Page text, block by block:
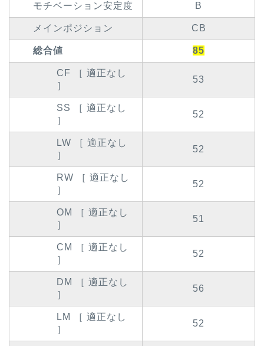
モチベーション安定度 B
メインポジション CB
総合値 85
CF ［ 適正なし
］
53
SS ［ 適正なし
］
52
LW ［ 適正なし
］
52
RW ［ 適正なし
］
52
OM ［ 適正なし
］
51
CM ［ 適正なし
］
52
DM ［ 適正なし
］
56
LM ［ 適正なし
］
52